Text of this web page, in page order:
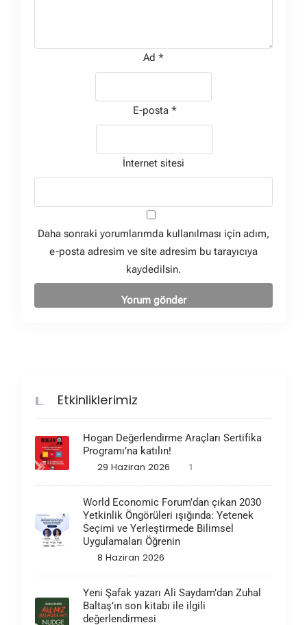
Ad *
E-posta *
İnternet sitesi
Daha sonraki yorumlarımda kullanılması için adım,
e-posta adresim ve site adresim bu tarayıcıya
kaydedilsin.
Etkinliklerimiz
Hogan Değerlendirme Araçları Sertifika
Programı’na katılın!
29 Haziran 2026 1
World Economic Forum’dan çıkan 2030
Yetkinlik Öngörüleri ışığında: Yetenek
Seçimi ve Yerleştirmede Bilimsel
Uygulamaları Öğrenin
8 Haziran 2026
Yeni Şafak yazarı Ali Saydam’dan Zuhal
Baltaş’ın son kitabı ile ilgili
değerlendirmesi